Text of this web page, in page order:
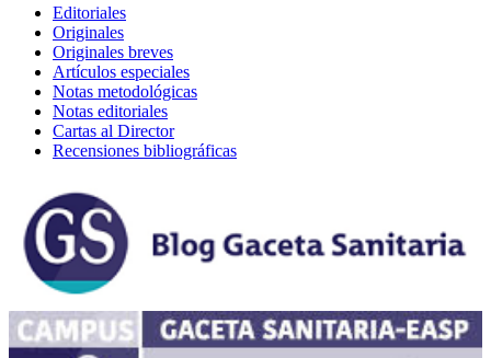
Editoriales
Originales
Originales breves
Artículos especiales
Notas metodológicas
Notas editoriales
Cartas al Director
Recensiones bibliográficas